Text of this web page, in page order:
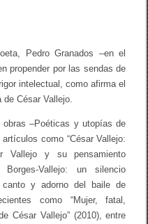
Pedro Granados –en el
propender por las sendas de
intelectual, como afirma el
César Vallejo.
–Poéticas y utopías de
como “César Vallejo:
Vallejo y su pensamiento
Borges-Vallejo: un silencio
canto y adorno del baile de
como “Mujer, fatal,
César Vallejo” (2010), entre